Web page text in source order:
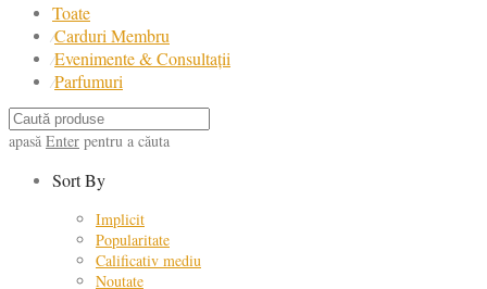
Toate
⁄Carduri Membru
⁄Evenimente & Consultații
⁄Parfumuri
apasă Enter pentru a căuta
Sort By
Implicit
Popularitate
Calificativ mediu
Noutate